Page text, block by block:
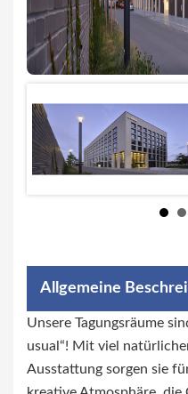
Allgemeine
Unsere Tagungsräume
usual“! Mit viel
Ausstattung sorgen sie